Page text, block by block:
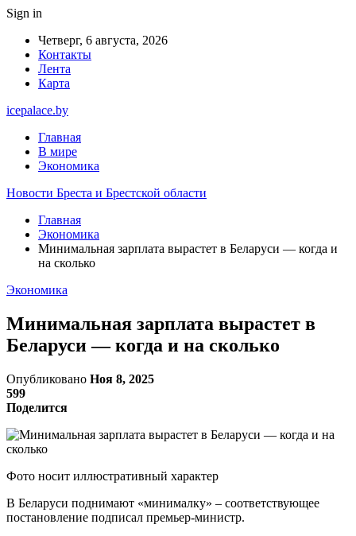
Sign in
Четверг, 6 августа, 2026
Контакты
Лента
Карта
icepalace.by
Главная
В мире
Экономика
Новости Бреста и Брестской области
Главная
Экономика
Минимальная зарплата вырастет в Беларуси — когда и
на сколько
Экономика
Минимальная зарплата вырастет в
Беларуси — когда и на сколько
Опубликовано Ноя 8, 2025
599
Поделится
Фото носит иллюстративный характер
В Беларуси поднимают «минималку» – соответствующее
постановление подписал премьер-министр.